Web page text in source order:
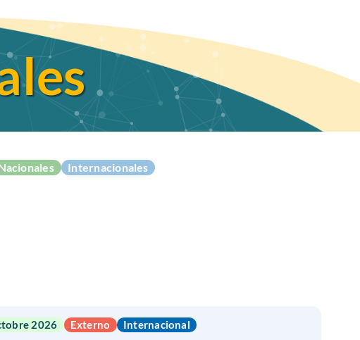
Internacionales
2026 Externo Internacional